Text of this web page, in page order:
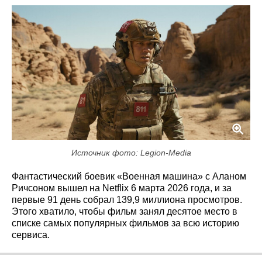
Источник фото: Legion-Media
Фантастический боевик «Военная машина» с Аланом
Ричсоном вышел на Netflix 6 марта 2026 года, и за
первые 91 день собрал 139,9 миллиона просмотров.
Этого хватило, чтобы фильм занял десятое место в
списке самых популярных фильмов за всю историю
сервиса.